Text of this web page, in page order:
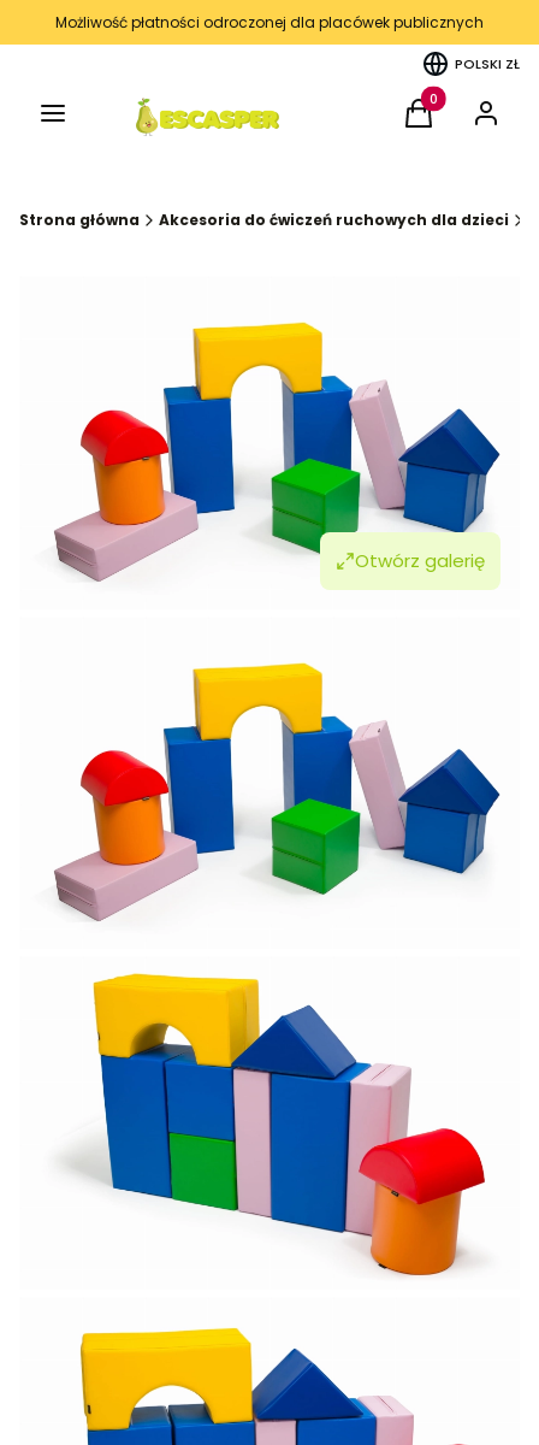
Możliwość płatności odroczonej dla placówek publicznych
POLSKI ZŁ
Menu Produkty w
Koszyk Zaloguj
Strona główna Akcesoria do ćwiczeń ruchowych dla dzieci
Otwórz galerię